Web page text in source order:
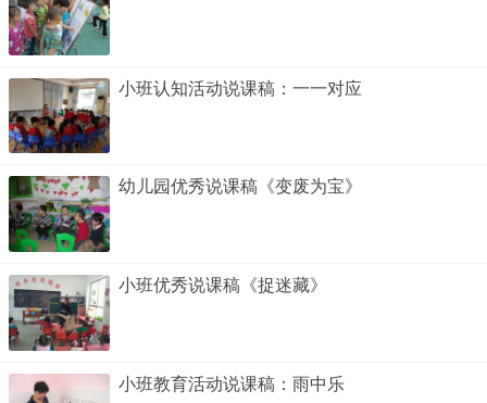
小班认知活动说课稿：一一对应
幼儿园优秀说课稿《变废为宝》
小班优秀说课稿《捉迷藏》
小班教育活动说课稿：雨中乐